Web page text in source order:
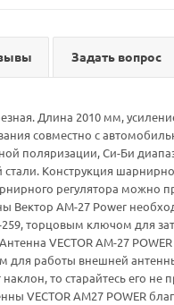
Задать вопрос
Длина 2010 мм,
совместно с
поляризации, Си-Би
Конструкция
регулятора можно
Вектор АМ-27 Power
259, торцовым ключом для
VECTOR AM-27
для работы внешней
то старайтесь его не
VECTOR AM27